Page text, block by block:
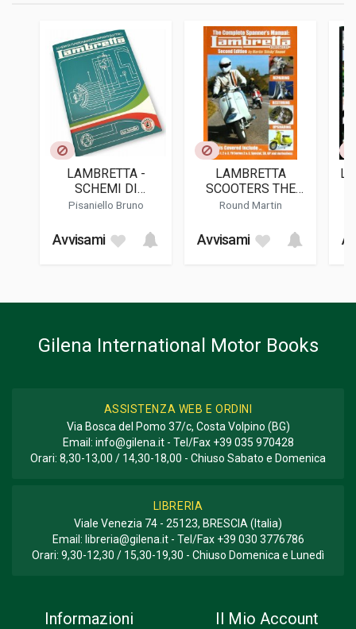
ISBN / EAN
9788868033132
Luglio Editore
LINGUA DEL TESTO
DATA DI STAMPA
16 x 23 x 2 cm
LAMBRETTA -
SCHEMI DI
FUNZIONAMENTO
Pisaniello Bruno
Avvisami
LAMBRETTA
SCOOTERS THE
COMPLETE
Round Martin
Avvisami
Gilena International Motor Books
ASSISTENZA WEB E ORDINI
Via Bosca del Pomo 37/c, Costa Volpino (BG)
Email: info@gilena.it- Tel/Fax +39 035 970428
Orari: 8,30-13,00 / 14,30-18,00 - Chiuso Sabato e Domenica
LIBRERIA
Viale Venezia 74 - 25123, BRESCIA (Italia)
Email: libreria@gilena.it- Tel/Fax +39 030 3776786
Orari: 9,30-12,30 / 15,30-19,30 - Chiuso Domenica e Lunedì
Informazioni Il Mio Account